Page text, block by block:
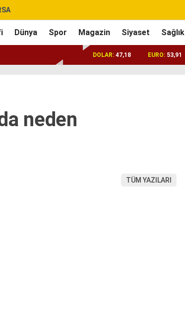
Dünya Spor Magazin Siyaset Sağlık
DOLAR: 47,18 EURO: 53,91
neden
TÜM YAZILARI